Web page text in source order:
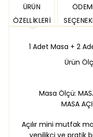
ÜRÜN
ÖZELLIKLERI
1 Adet Masa + 2
Ürün
Masa Ölçü:
MASA
Açılır mini mutfak